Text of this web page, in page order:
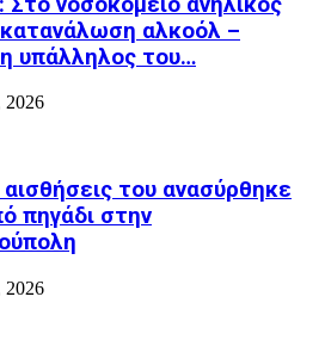
αλκοόλ –
υπάλληλος του…
2026
του ανασύρθηκε
πηγάδι στην
2026